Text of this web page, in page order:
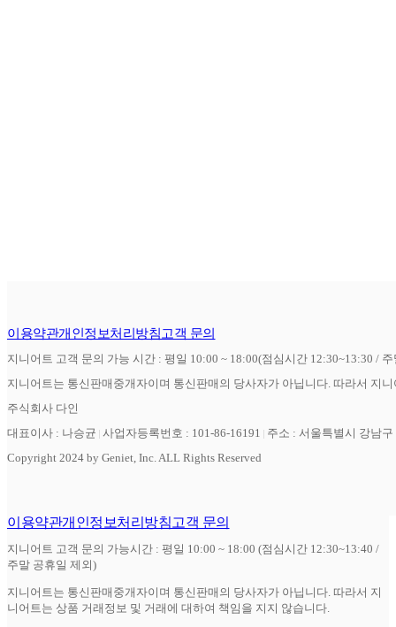
이용약관개인정보처리방침고객 문의
지니어트 고객 문의 가능 시간 : 평일 10:00 ~ 18:00(점심시간 12:30~13:30 /
지니어트는 통신판매중개자이며 통신판매의 당사자가 아닙니다. 따라서 지
주식회사 다인
대표이사 : 나승균 사업자등록번호 : 101-86-16191
주소 : 서울특별시 강남
Copyright 2024 by Geniet, Inc. ALL Rights Reserved
이용약관개인정보처리방침고객 문의
지니어트 고객 문의 가능시간 : 평일 10:00 ~ 18:00 (점심시간 12:30~13:40 /
주말 공휴일 제외)
지니어트는 통신판매중개자이며 통신판매의 당사자가 아닙니다. 따라서 지
니어트는 상품 거래정보 및 거래에 대하여 책임을 지지 않습니다.